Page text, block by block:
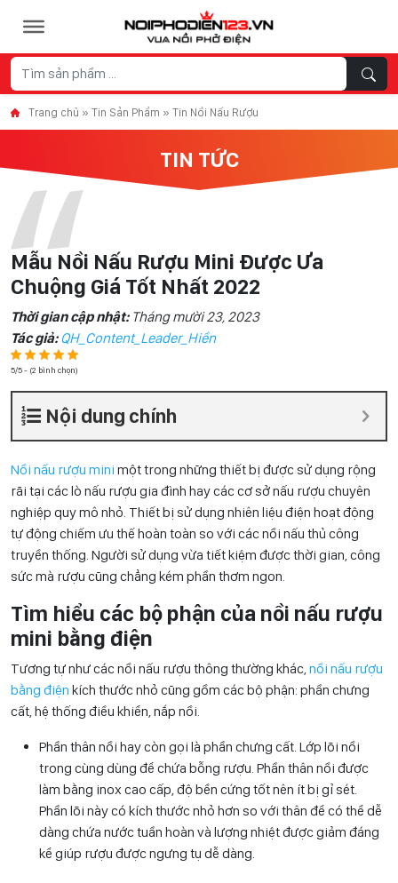
Trang chủ » Tin Sản Phẩm » Tin Nồi Nấu Rượu
TIN TỨC
Mẫu Nồi Nấu Rượu Mini Được Ưa
Chuộng Giá Tốt Nhất 2022
Thời gian cập nhật: Tháng mười 23, 2023
Tác giả:QH_Content_Leader_Hiền
5/5 - (2 bình chọn)
Nội dung chính
Nồi nấu rượu mini một trong những thiết bị được sử dụng rộng
rãi tại các lò nấu rượu gia đình hay các cơ sở nấu rượu chuyên
nghiệp quy mô nhỏ. Thiết bị sử dụng nhiên liệu điện hoạt động
tự động chiếm ưu thế hoàn toàn so với các nồi nấu thủ công
truyền thống. Người sử dụng vừa tiết kiệm được thời gian, công
sức mà rượu cũng chẳng kém phần thơm ngon.
Tìm hiểu các bộ phận của nồi nấu rượu
mini bằng điện
Tương tự như các nồi nấu rượu thông thường khác,nồi nấu rượu
bằng điện kích thước nhỏ cũng gồm các bộ phận: phần chưng
cất, hệ thống điều khiển, nắp nồi.
Phần thân nồi hay còn gọi là phần chưng cất. Lớp lõi nồi
trong cùng dùng để chứa bỗng rượu. Phần thân nồi được
làm bằng inox cao cấp, độ bền cứng tốt nên ít bị gỉ sét.
Phần lõi này có kích thước nhỏ hơn so với thân để có thể dễ
dàng chứa nước tuần hoàn và lượng nhiệt được giảm đáng
kể giúp rượu được ngưng tụ dễ dàng.